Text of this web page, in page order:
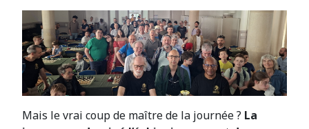
Mais le vrai coup de maître de la journée ? La